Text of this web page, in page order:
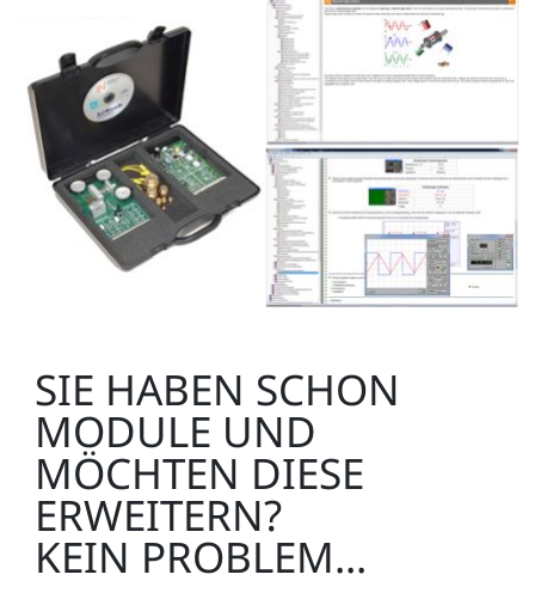
UniTrain Aufbewahrungskoffer für
Experimentierboard
SO4203-2V
SIE HABEN SCHON
MODULE UND
MÖCHTEN DIESE
ERWEITERN?
KEIN PROBLEM...